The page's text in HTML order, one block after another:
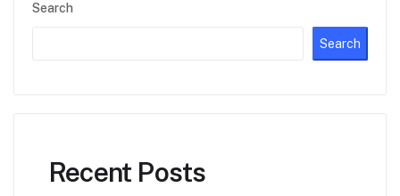
Search
Search
Recent Posts